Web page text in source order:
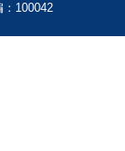
100042